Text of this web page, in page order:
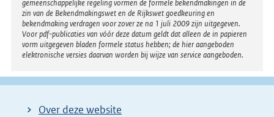
gemeenschappelijke regeling vormen de formele bekendmakingen in de
zin van de Bekendmakingswet en de Rijkswet goedkeuring en
bekendmaking verdragen voor zover ze na 1 juli 2009 zijn uitgegeven.
Voor pdf-publicaties van vóór deze datum geldt dat alleen de in papieren
vorm uitgegeven bladen formele status hebben; de hier aangeboden
elektronische versies daarvan worden bij wijze van service aangeboden.
Over deze website